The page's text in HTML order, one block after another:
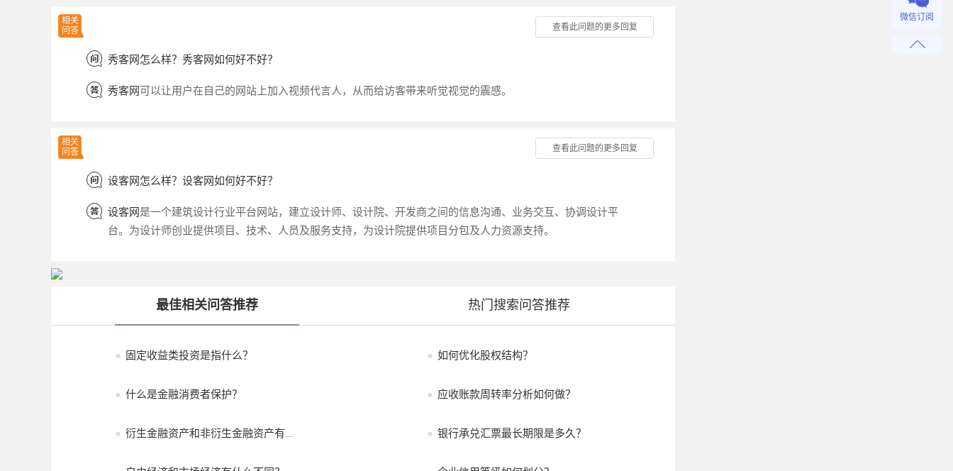
相关
问答
查看此问题的更多回复
秀客网怎么样？秀客网如何好不好？
秀客网 可以让用户在自己的网站上加入视频代言人，从而给访客带来听觉视觉的震感。
相关
问答
查看此问题的更多回复
设客网怎么样？设客网如何好不好？
设客网 是一个建筑设计行业平台网站，建立设计师、设计院、开发商之间的信息沟通、业务交互、协调设计平
台。为设计师创业提供项目、技术、人员及服务支持，为设计院提供项目分包及人力资源支持。
最佳相关问答推荐 热门搜索问答推荐
● 固定收益类投资是指什么？ ● 如何优化股权结构？
● 什么是金融消费者保护？ ● 应收账款周转率分析如何做？
● 衍生金融资产和非衍生金融资产有什... ● 银行承兑汇票最长期限是多久？
微信订阅